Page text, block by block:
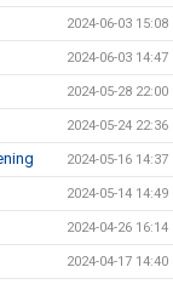
2024-06-03 15:08
2024-06-03 14:47
2024-05-28 22:00
2024-05-24 22:36
2024-05-16 14:37
2024-05-14 14:49
2024-04-26 16:14
2024-04-17 14:40